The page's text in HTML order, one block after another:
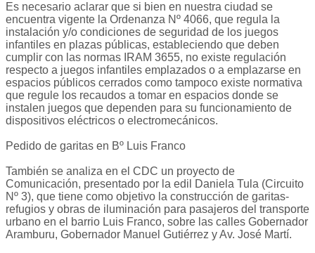
Es necesario aclarar que si bien en nuestra ciudad se
encuentra vigente la Ordenanza Nº 4066, que regula la
instalación y/o condiciones de seguridad de los juegos
infantiles en plazas públicas, estableciendo que deben
cumplir con las normas IRAM 3655, no existe regulación
respecto a juegos infantiles emplazados o a emplazarse en
espacios públicos cerrados como tampoco existe normativa
que regule los recaudos a tomar en espacios donde se
instalen juegos que dependen para su funcionamiento de
dispositivos eléctricos o electromecánicos.
Pedido de garitas en Bº Luis Franco
También se analiza en el CDC un proyecto de
Comunicación, presentado por la edil Daniela Tula (Circuito
Nº 3), que tiene como objetivo la construcción de garitas-
refugios y obras de iluminación para pasajeros del transporte
urbano en el barrio Luis Franco, sobre las calles Gobernador
Aramburu, Gobernador Manuel Gutiérrez y Av. José Martí.